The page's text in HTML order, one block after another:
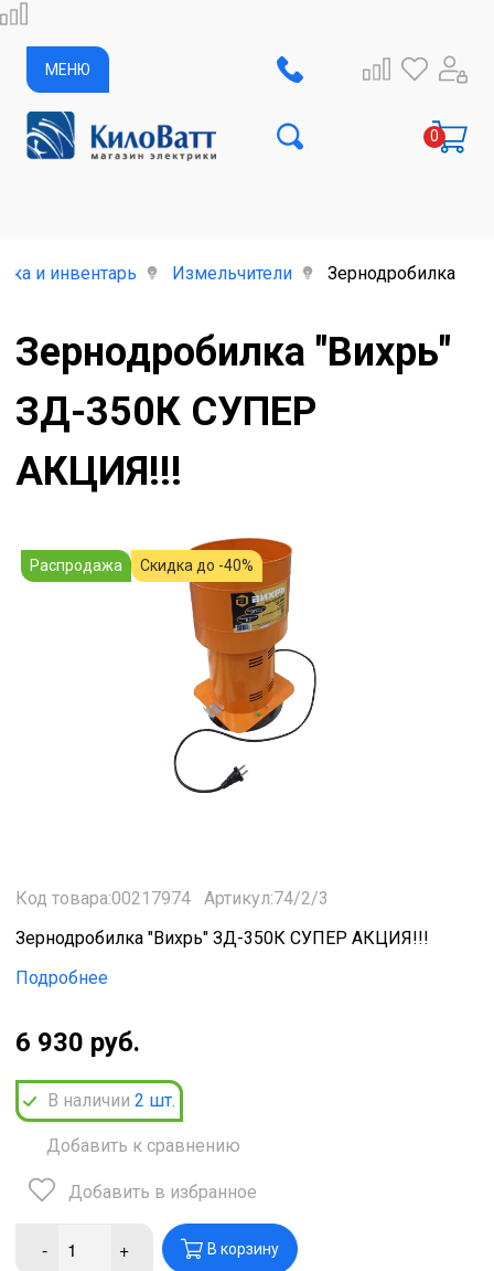
МЕНЮ
и инвентарь Измельчители Зернодробилка
Зернодробилка "Вихрь"
ЗД-350К СУПЕР
АКЦИЯ!!!
Распродажа Скидка до -40%
Код товара:00217974
Артикул:74/2/3
Зернодробилка "Вихрь" ЗД-350К СУПЕР АКЦИЯ!!!
Подробнее
6 930 руб.
В наличии 2 шт.
Добавить к сравнению
Добавить в избранное
- + В корзину